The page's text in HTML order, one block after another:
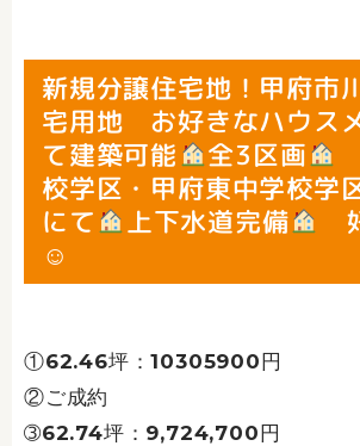
新規分譲住宅地！甲府
宅用地 お好きなハウス
て建築可能
全3区画
校学区・甲府東中学校
にて
上下水道完備
☺
①62.46坪：10305900円
②ご成約
➂62.74坪：9,724,700円